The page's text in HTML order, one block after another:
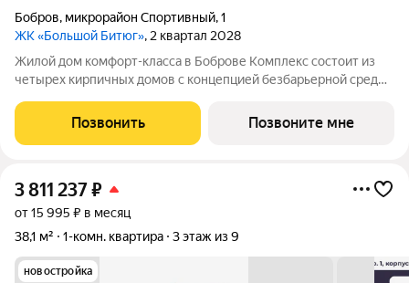
Бобров, микрорайон Спортивный,1
ЖК «Большой Битюг», 2 квартал 2028
Жилой дом комфорт-класса в Боброве Комплекс состоит из
четырех кирпичных домов с концепцией безбарьерной среды,
пожилых людей и родителей с колясками. Функциональное
использование квадратных
Позвонить Позвоните мне
3 811 237₽
от 15 995 ₽ в месяц
38,1 м²
1-комн. квартира 3 этаж из 9
новостройка